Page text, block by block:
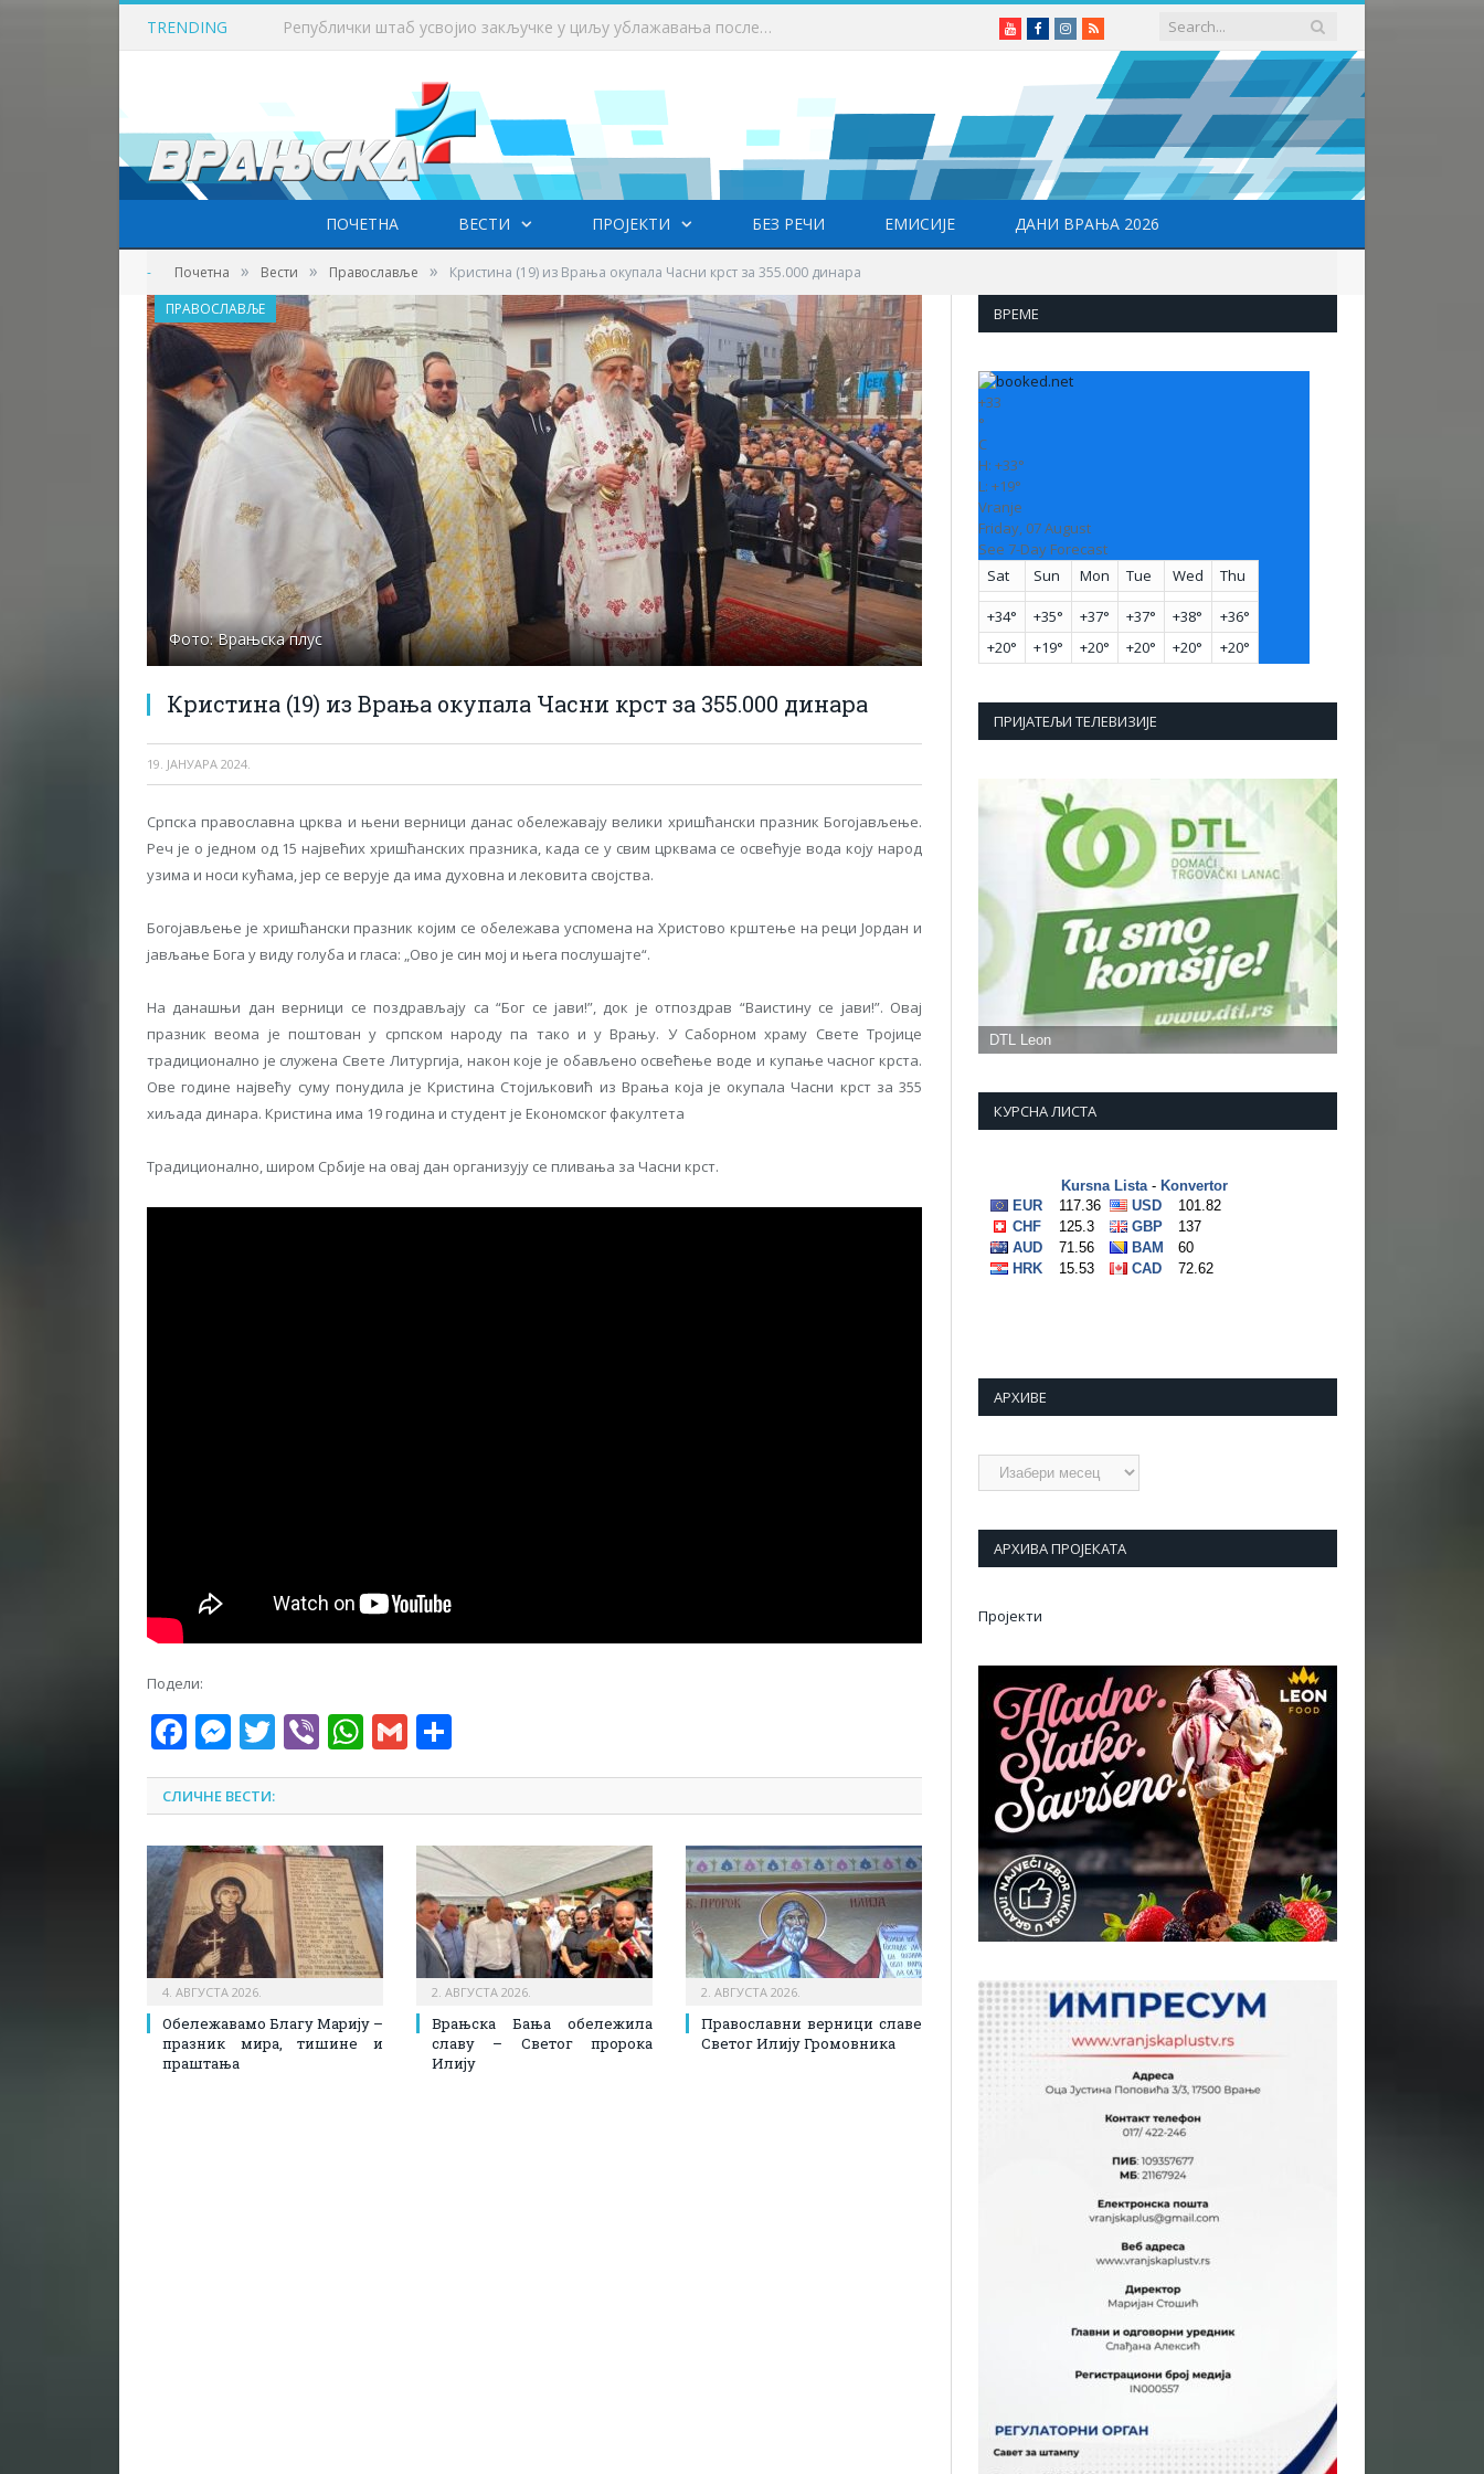
TRENDING Викенд у знаку бициклизма у Врању YoutubeFacebookInstagram
RSS
ПОЧЕТНА ВЕСТИ ПРОЈЕКТИ БЕЗ РЕЧИ ЕМИСИЈЕ ДАНИ ВРАЊА 2026
- Почетна » Вести » Православље » Кристина (19) из Врања окупала Часни крст за 355.000 динара
Фото: Врањска плус
Кристина (19) из Врања окупала Часни крст за 355.000 динара
19. ЈАНУАРА 2024.
ПРАВОСЛАВЉЕ
Српска православна црква и њени верници данас обележавају велики хришћански празник Богојављење.
Реч је о једном од 15 највећих хришћанских празника, када се у свим црквама се освећује вода коју народ
узима и носи кућама, јер се верује да има духовна и лековита својства.
Богојављење је хришћански празник којим се обележава успомена на Христово крштење на реци Јордан и
јављање Бога у виду голуба и гласа: „Ово је син мој и њега послушајте“.
На данашњи дан верници се поздрављају са “Бог се јави!”, док је отпоздрав “Ваистину се јави!”. Овај
празник веома је поштован у српском народу па тако и у Врању. У Саборном храму Свете Тројице
традиционално је служена Свете Литургија, након које је обављено освећење воде и купање часног крста.
Ове године највећу суму понудила је Кристина Стојиљковић из Врања која је окупала Часни крст за 355
хиљада динара. Кристина има 19 година и студент је Економског факултета
Традиционално, широм Србије на овај дан организују се пливања за Часни крст.
Подели:
Facebook
Messenger
Twitter
ViberWhatsApp
Gmail
СЛИЧНЕ ВЕСТИ:
4. АВГУСТА 2026.
Обележавамо Благу Марију –
празник мира, тишине и
праштања
2. АВГУСТА 2026.
Врањска Бања обележила
славу – Светог пророка
Илију
2. АВГУСТА 2026.
Православни верници славе
Светог Илију Громовника
ВРЕМЕ
+33
°
C
H: +33°
L: +19°
Vranje
Friday, 07 August
See 7-Day Forecast
Sat
Sun Mon Tue Wed Thu
+34° +35° +37° +37° +38° +36°
+20° +19° +20° +20° +20° +20°
ПРИЈАТЕЉИ ТЕЛЕВИЗИЈЕ
КУРСНА ЛИСТА
АРХИВЕ
Архиве
АРХИВА ПРОЈЕКАТА
Пројекти